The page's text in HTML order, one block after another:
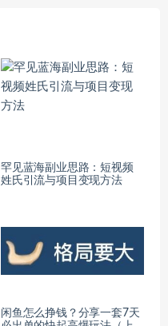
罕见蓝海副业思路：短视频
姓氏引流与项目变现方法
闲鱼怎么挣钱？分享一套7天